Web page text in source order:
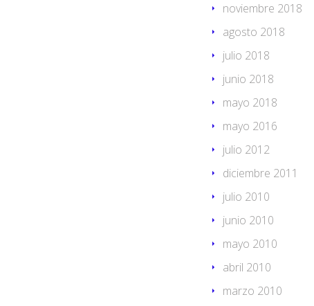
noviembre 2018
agosto 2018
julio 2018
junio 2018
mayo 2018
mayo 2016
julio 2012
diciembre 2011
julio 2010
junio 2010
mayo 2010
abril 2010
marzo 2010